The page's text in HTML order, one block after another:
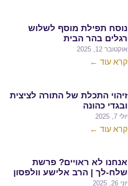
נוסח תפילת מוסף לשלוש
רגלים בהר הבית
אוקטובר 12, 2025
קרא עוד ←
זיהוי התכלת של התורה לציצית
ובגדי כהונה
יולי 7, 2025
קרא עוד ←
אנחנו לא ראויים? פרשת
שלח-לך | הרב אלישע וולפסון
יוני 26, 2025